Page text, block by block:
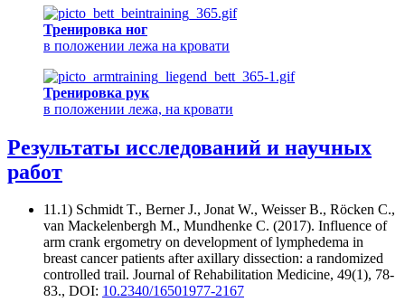
Тренировка ног
в положении лежа на кровати
Тренировка рук
в положении лежа, на кровати
Результаты исследований и научных
работ
11.1) Schmidt T., Berner J., Jonat W., Weisser B., Röcken C.,
van Mackelenbergh M., Mundhenke C. (2017). Influence of
arm crank ergometry on development of lymphedema in
breast cancer patients after axillary dissection: a randomized
controlled trail. Journal of Rehabilitation Medicine, 49(1), 78-
83., DOI: 10.2340/16501977-2167